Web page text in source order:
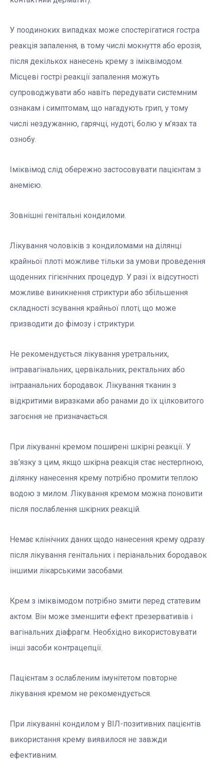
У поодиноких випадках може спостерігатися гостра
реакція запалення, в тому числі мокнуття або ерозія,
після декількох нанесень крему з іміквімодом.
Місцеві гострі реакції запалення можуть
супроводжувати або навіть передувати системним
ознакам і симптомам, що нагадують грип, у тому
числі нездужанню, гарячці, нудоті, болю у м’язах та
ознобу.
Іміквімод слід обережно застосовувати пацієнтам з
анемією.
Зовнішні генітальні кондиломи.
Лікування чоловіків з кондиломами на ділянці
крайньої плоті можливе тільки за умови проведення
щоденних гігієнічних процедур. У разі їх відсутності
можливе виникнення стриктури або збільшення
складності зсування крайньої плоті, що може
призводити до фімозу і стриктури.
Не рекомендується лікування уретральних,
інтравагінальних, цервікальних, ректальних або
інтраанальних бородавок. Лікування тканин з
відкритими виразками або ранами до їх цілковитого
загоєння не призначається.
При лікуванні кремом поширені шкірні реакції. У
зв’язку з цим, якщо шкірна реакція стає нестерпною,
ділянку нанесення крему потрібно промити теплою
водою з милом. Лікування кремом можна поновити
після послаблення шкірних реакцій.
Немає клінічних даних щодо нанесення крему одразу
після лікування генітальних і періанальних бородавок
іншими лікарськими засобами.
Крем з іміквімодом потрібно змити перед статевим
актом. Він може зменшити ефект презервативів і
вагінальних діафрагм. Необхідно використовувати
інші засоби контрацепції.
Пацієнтам з ослабленим імунітетом повторне
лікування кремом не рекомендується.
При лікуванні кондилом у ВІЛ-позитивних пацієнтів
використання крему виявилося не завжди
ефективним.